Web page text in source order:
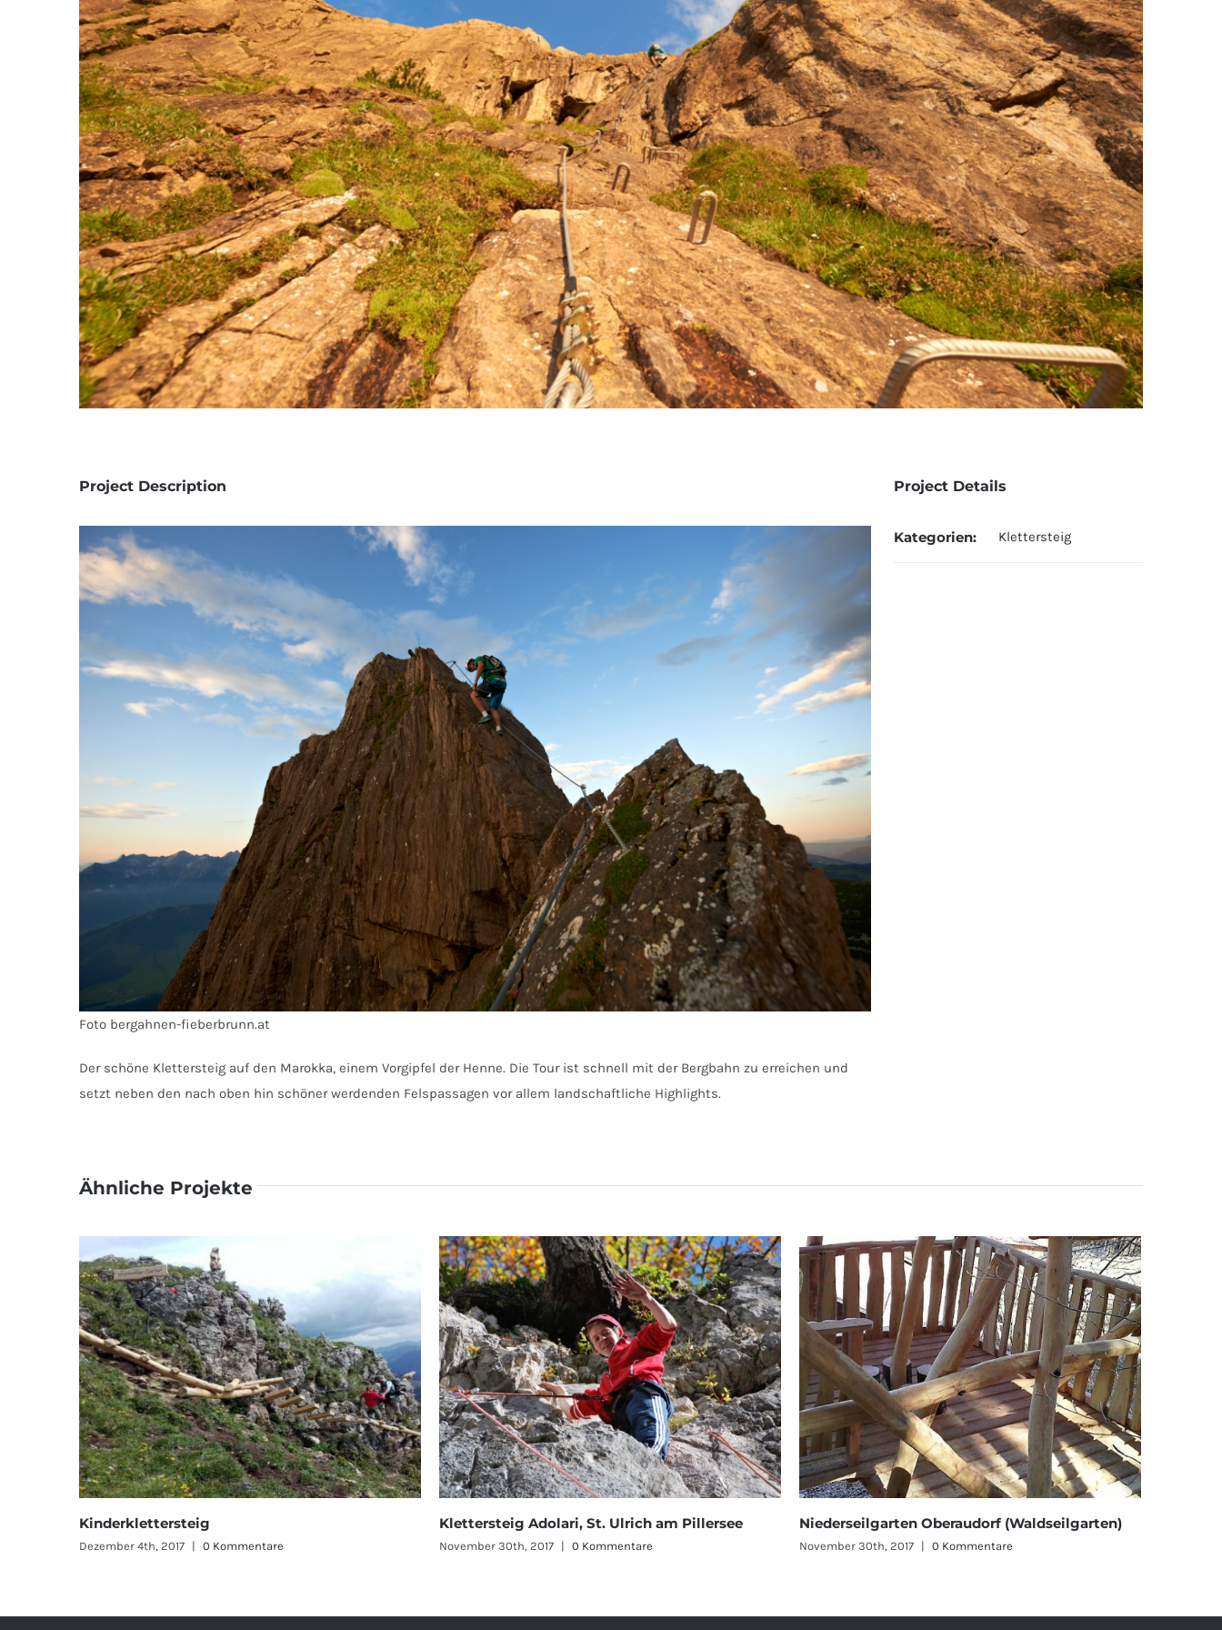
Project Description
Foto bergahnen-fieberbrunn.at
Der schöne Klettersteig auf den Marokka, einem Vorgipfel der Henne. Die Tour ist schnell mit der Bergbahn zu erreichen und
setzt neben den nach oben hin schöner werdenden Felspassagen vor allem landschaftliche Highlights.
Project Details
Kategorien: Klettersteig
Ähnliche Projekte
Kinderklettersteig
Dezember 4th, 2017 | 0 Kommentare
Klettersteig Adolari, St. Ulrich am Pillersee
November 30th, 2017 | 0 Kommentare
Niederseilgarten Oberaudorf (Waldseilgarten)
November 30th, 2017 | 0 Kommentare